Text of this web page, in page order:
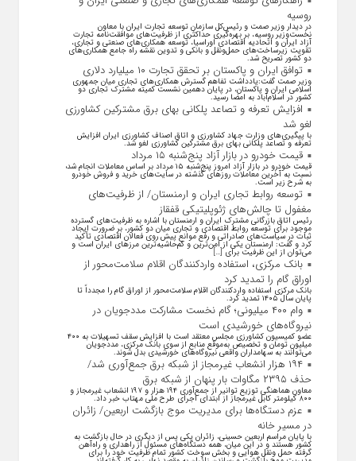
روسیه
در دیدار وزیر صمت و رئیس‌کل سازمان توسعه تجارت ایران با معاون
نخست‌وزیر روسیه، بر بهره‌گیری حداکثری از ظرفیت‌های موافقت‌نامه تجارت
آزاد ایران و اتحادیه اقتصادی اوراسیا، توسعه همکاری‌های صنعتی و تجاری،
تقویت زیرساخت‌های حمل‌ونقل و بانکی و تدوین نقشه راه جامع همکاری‌های
دو کشور تصریح شد.
توافق ایران و پاکستان بر تحقق تجارت ۱۰ میلیارد دلاری
وزیر صمت گفت:یادداشت تفاهم گسترش همکاری‌های تجاری میان جمهوری
اسلامی ایران و پاکستان، در پایان دهمین نشست کمیته مشترک تجاری دو
کشور در اسلام‌آباد به امضا رسید.
افزایش تعرفه و تصاعد پلکانی بهای برق مشترکین کشاورزی
لغو شد
با پیگیری‌های وزارت جهاد کشاورزی و اتاق اصناف کشاورزی ایران افزایش
تعرفه و تصاعد پلکانی بهای برق مشترکین کشاورزی لغو شد.
قیمت خودرو در بازار آزاد پنج‌شنبه ۱۵ مرداد
قیمت خودرو در بازار آزاد امروز پنج‌شنبه ۱۵ مرداد بر اساس معاملات انجام شده
نسبت به آخرین معاملات روز‌های گذشته در سایت‌های خرید و فروش خودرو
به شرح زیر است.
توسعه روابط تجاری ایران و ارمنستان/ از ظرفیت‌های
مغفول تا چالش‌های ژئوپلیتیکی قفقاز
رئیس اتاق بازرگانی مشترک ایران و ارمنستان با اشاره به ظرفیت‌های گسترده
موجود برای توسعه روابط اقتصادی و تجاری میان دو کشور، بر ضرورت ایجاد
ثبات در سیاست‌های صادراتی و رفع موانع پیش روی فعالان اقتصادی تأکید
کرد و گفت: ارمنستان یکی از امن‌ترین و کم‌حاشیه‌ترین مرز‌های ایران است و
می‌توان از این ظرفیت برای […]
بانک مرکزی، استفاده واردکنندگان اقلام سلامت‌محور از
اوراق گام را تمدید کرد
بانک مرکزی استفاده واردکنندگان اقلام سلامت‌محور از اوراق گام را مجدداً تا
پایان سال ۱۴۰۵ تمدید کرد.
وام ۴۰۰ میلیونی؛ گام نخست مشارکت مددجویان در
نیروگاه‌های خورشیدی است
عضو کمیسیون کشاورزی مجلس معتقد است با افزایش سقف تسهیلات به ۴۰۰
میلیون تومان و تخصیص به‌موقع منابع از سوی بانک مرکزی، مددجویان
می‌توانند به سهامداران واقعی نیروگاه‌های خورشیدی بدل شوند.
۱۹۴ هزار انشعاب غیرمجاز از شبکه برق جمع‌آوری شد/
حذف ۲۳۹۵ مگاوات بار پنهان از شبکه برق
معاون هماهنگی توزیع توانیر از جمع‌آوری ۱۹۴ هزار و ۱۹۷ انشعاب غیرمجاز و
۸۰۰ کیلومتر کابل غیرمجاز از ابتدای اجرای طرح ملی مهتاب خبر داد.
عزم دستگاه‌ها برای مدیریت موج بازگشت اربعین/ زائران
در مسیر خانه
با پایان مراسم اربعین حسینی، زائران یکی پس از دیگری در حال بازگشت به
کشور هستند و در این میان، همه دستگاه‌های مسئول از راهداری و راه‌آهن
گرفته حمل ونقل هوایی و بخش سوخت کشور تمام ظرفیت خود را برای